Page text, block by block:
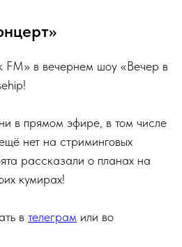
FM» в вечернем шоу «Вечер в
в прямом эфире, в том числе
нет на стриминговых
рассказали о планах на
кумирах!
в телеграм или во